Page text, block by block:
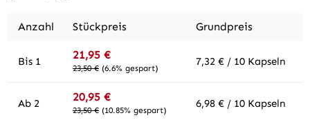
Anzahl Stückpreis Grundpreis
Bis 1 21,95 €
23,50 € (6.6% gespart)
7,32 € / 10 Kapseln
Ab 2 20,95 €
23,50 € (10.85% gespart)
6,98 € / 10 Kapseln